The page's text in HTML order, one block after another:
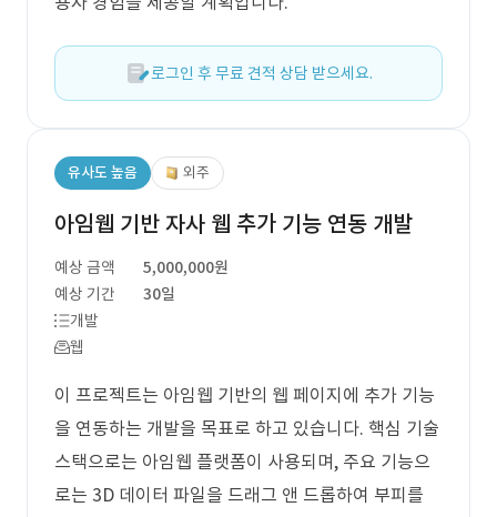
로그인 후 무료 견적 상담 받으세요.
유사도 높음 외주
아임웹 기반 자사 웹 추가 기능 연동 개발
예상 금액
5,000,000원
예상 기간
30일
개발
웹
이 프로젝트는 아임웹 기반의 웹 페이지에 추가 기능
을 연동하는 개발을 목표로 하고 있습니다. 핵심 기술
스택으로는 아임웹 플랫폼이 사용되며, 주요 기능으
로는 3D 데이터 파일을 드래그 앤 드롭하여 부피를